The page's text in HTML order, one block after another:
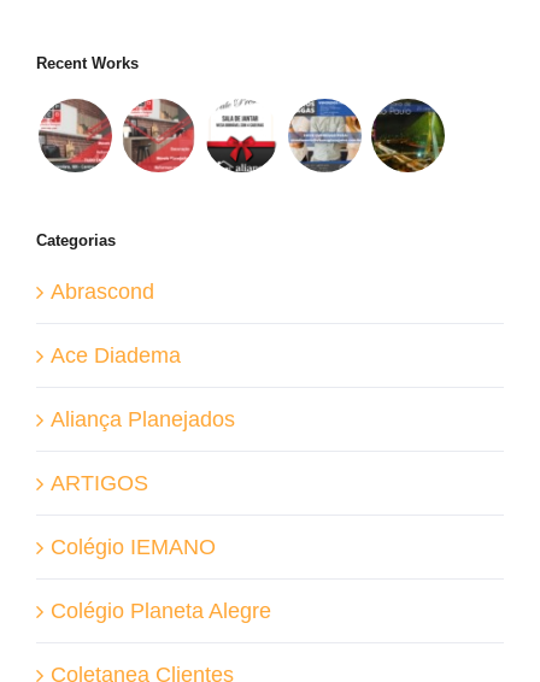
Recent Works
Categorias
Abrascond
Ace Diadema
Aliança Planejados
ARTIGOS
Colégio IEMANO
Colégio Planeta Alegre
Coletanea Clientes